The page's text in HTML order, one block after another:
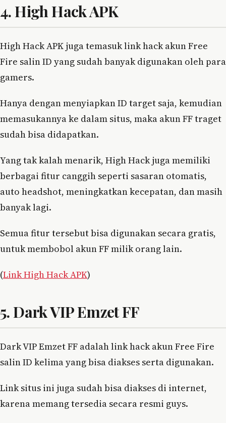
4. High Hack APK
High Hack APK juga temasuk link hack akun Free
Fire salin ID yang sudah banyak digunakan oleh para
gamers.
Hanya dengan menyiapkan ID target saja, kemudian
memasukannya ke dalam situs, maka akun FF traget
sudah bisa didapatkan.
Yang tak kalah menarik, High Hack juga memiliki
berbagai fitur canggih seperti sasaran otomatis,
auto headshot, meningkatkan kecepatan, dan masih
banyak lagi.
Semua fitur tersebut bisa digunakan secara gratis,
untuk membobol akun FF milik orang lain.
(Link High Hack APK)
5. Dark VIP Emzet FF
Dark VIP Emzet FF adalah link hack akun Free Fire
salin ID kelima yang bisa diakses serta digunakan.
Link situs ini juga sudah bisa diakses di internet,
karena memang tersedia secara resmi guys.